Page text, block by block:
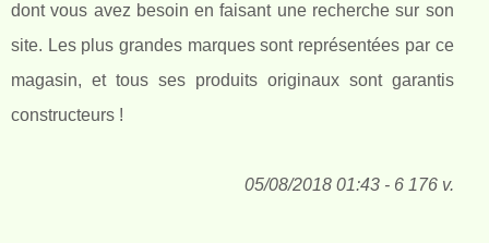
dont vous avez besoin en faisant une recherche sur son
site. Les plus grandes marques sont représentées par ce
magasin, et tous ses produits originaux sont garantis
constructeurs !
05/08/2018 01:43 - 6 176 v.